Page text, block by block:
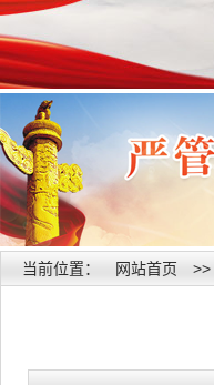
当前位置： 网站首页 >>